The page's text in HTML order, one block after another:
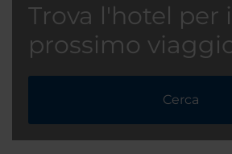
Trova l'hotel per
prossimo
Cerca